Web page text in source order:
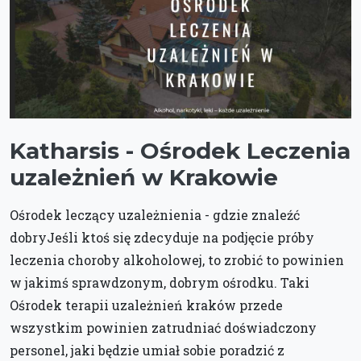
Katharsis - Ośrodek Leczenia
uzależnień w Krakowie
Ośrodek leczący uzależnienia - gdzie znaleźć
dobryJeśli ktoś się zdecyduje na podjęcie próby
leczenia choroby alkoholowej, to zrobić to powinien
w jakimś sprawdzonym, dobrym ośrodku. Taki
Ośrodek terapii uzależnień kraków przede
wszystkim powinien zatrudniać doświadczony
personel, jaki będzie umiał sobie poradzić z